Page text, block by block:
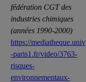
fédération CGT des
industries chimiques
(années 1990-2000)
https://mediatheque.univ
-paris1.fr/video/3763-
risques-
environnementaux-